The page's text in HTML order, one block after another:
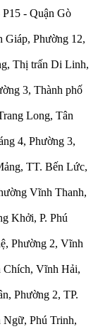
- Quận Gò
Phường 12,
Thị trấn Di Linh,
3, Thành phố
Long, Tân
4, Phường 3,
TT. Bến Lức,
Vĩnh Thanh,
Khởi, P. Phú
Phường 2, Vĩnh
Vĩnh Hải,
Phường 2, TP.
Phú Trinh,